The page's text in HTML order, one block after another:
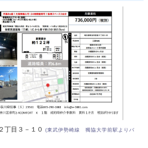
丁目３－１０(東武伊勢崎線 獨協大学前駅よりバ